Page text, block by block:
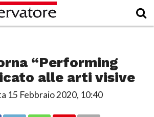
“Performing
alle arti visive
15 Febbraio 2020, 10:40